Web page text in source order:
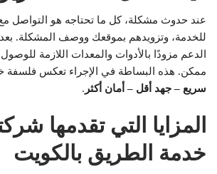
عند حدوث مشكلة، كل ما تحتاجه هو التواصل
للخدمة، وتزويدهم بموقعك ووصف المشكلة.
الدعم مزودًا بالأدوات والمعدات اللازمة
ممكن. هذه البساطة في الإجراء تعكس فلسفة
سريع – جهد أقل – أمان أكثر .
المزايا التي تقدمها
خدمة الطريق بالكويت